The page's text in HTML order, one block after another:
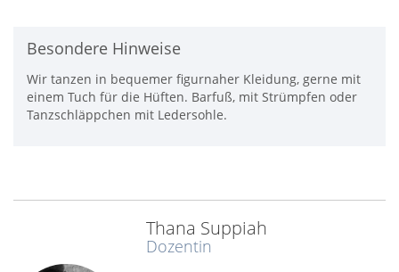
Besondere Hinweise
Wir tanzen in bequemer figurnaher Kleidung, gerne mit
einem Tuch für die Hüften. Barfuß, mit Strümpfen oder
Tanzschläppchen mit Ledersohle.
Thana Suppiah
Dozentin